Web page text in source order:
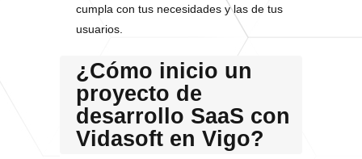
cumpla con tus necesidades y las de tus
usuarios.
¿Cómo inicio un
proyecto de
desarrollo SaaS con
Vidasoft en Vigo?